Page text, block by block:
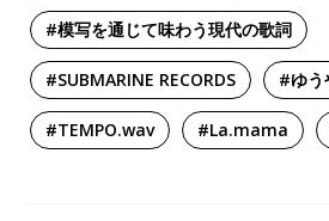
#模写を通じて味わう現代の歌詞
#SUBMARINE RECORDS #ゆう
#TEMPO.wav #La.mama